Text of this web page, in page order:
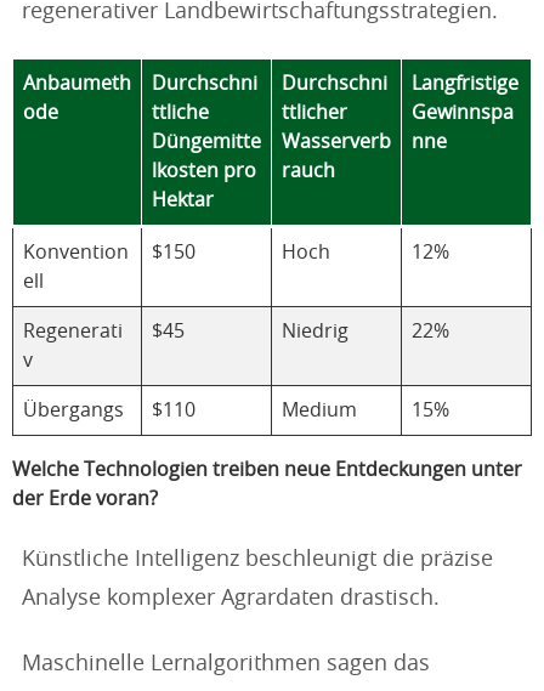
regenerativer Landbewirtschaftungsstrategien.
Anbaumeth
ode
Durchschni
ttliche
Düngemitte
lkosten pro
Hektar
Durchschni
ttlicher
Wasserverb
rauch
Langfristige
Gewinnspa
nne
Konvention
ell
$150 Hoch 12%
Regenerati
v
$45 Niedrig 22%
Übergangs $110 Medium 15%
Welche Technologien treiben neue Entdeckungen unter
der Erde voran?
Künstliche Intelligenz beschleunigt die präzise
Analyse komplexer Agrardaten drastisch.
Maschinelle Lernalgorithmen sagen das